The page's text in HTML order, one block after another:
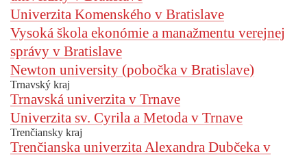
Univerzita Komenského v Bratislave
Vysoká škola ekonómie a manažmentu verejnej
správy v Bratislave
Newton university (pobočka v Bratislave)
Trnavský kraj
Trnavská univerzita v Trnave
Univerzita sv. Cyrila a Metoda v Trnave
Trenčiansky kraj
Trenčianska univerzita Alexandra Dubčeka v